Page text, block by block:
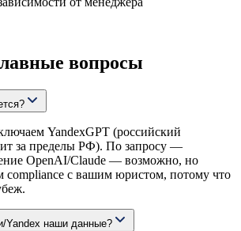
вопросы
YandexGPT (российский
за пределы РФ). По запросу —
OpenAI/Claude — возможно, но
compliance с вашим юристом, потому что
Yandex наши данные?